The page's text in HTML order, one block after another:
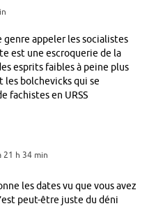
appeler les socialistes
est une escroquerie de la
esprits faibles à peine plus
bolchevicks qui se
fachistes en URSS
21 h 34 min
les dates vu que vous avez
peut-être juste du déni